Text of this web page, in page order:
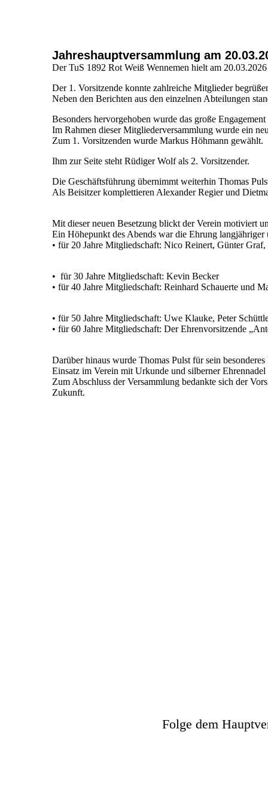
Jahreshauptversammlung am
Der TuS 1892 Rot Weiß Wennemen hielt am
Der 1. Vorsitzende konnte zahlreiche Mitglieder
Neben den Berichten aus den einzelnen Abteilungen
Besonders hervorgehoben wurde das große
Im Rahmen dieser Mitgliederversammlung wurde ein
Zum 1. Vorsitzenden wurde Markus Höhmann gewählt.
Ihm zur Seite steht Rüdiger Wolf als 2. Vorsitzender.
Die Geschäftsführung übernimmt weiterhin Thomas
Als Beisitzer komplettieren Alexander Regier und
Mit dieser neuen Besetzung blickt der Verein motiviert
Ein Höhepunkt des Abends war die Ehrung
• für 20 Jahre Mitgliedschaft: Nico Reinert, Günter
• für 30 Jahre Mitgliedschaft: Kevin Becker
• für 40 Jahre Mitgliedschaft: Reinhard Schauerte und
• für 50 Jahre Mitgliedschaft: Uwe Klauke, Peter
• für 60 Jahre Mitgliedschaft: Der Ehrenvorsitzende
Darüber hinaus wurde Thomas Pulst für sein
Einsatz im Verein mit Urkunde und silberner
Zum Abschluss der Versammlung bedankte sich der
Zukunft.
Folge dem